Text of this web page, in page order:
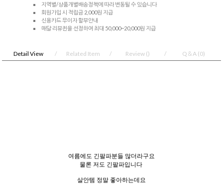
지역별/상품개별배송정책에 따라 변동될 수 있습니다
회원가입 시 적립금 2,000원 지급
신용카드 무이자 할부안내
매달 리뷰퀸을 선정하여 최대 50,000~20,000원 지급
Detail View Related Item Review () Q＆A (0)
여름에도 긴팔파분들 많더라구요
물론 저도 긴팔파입니다
살안템 정말 좋아하는데요